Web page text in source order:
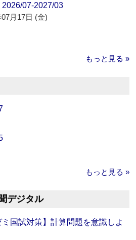
07-2027/03
07月17日 (金)
もっと見る »
もっと見る »
デジタル
ミ国試対策】計算問題を意識しよ